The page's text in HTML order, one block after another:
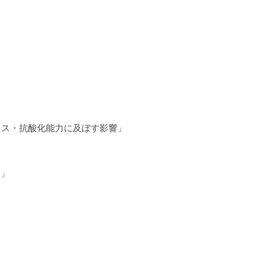
・抗酸化能力に及ぼす影響」